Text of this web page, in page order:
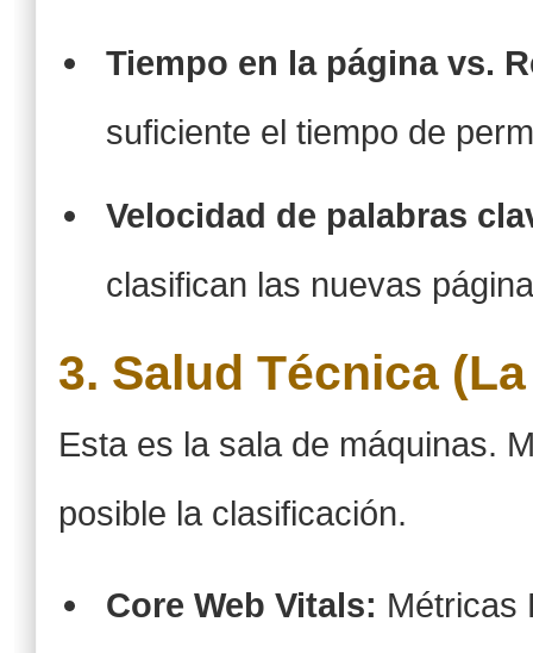
Tiempo en la página vs.
suficiente el tiempo de
Velocidad de palabras
clasifican las nuevas
3. Salud Técnica
Esta es la sala de máquinas.
posible la clasificación.
Core Web Vitals: Métricas